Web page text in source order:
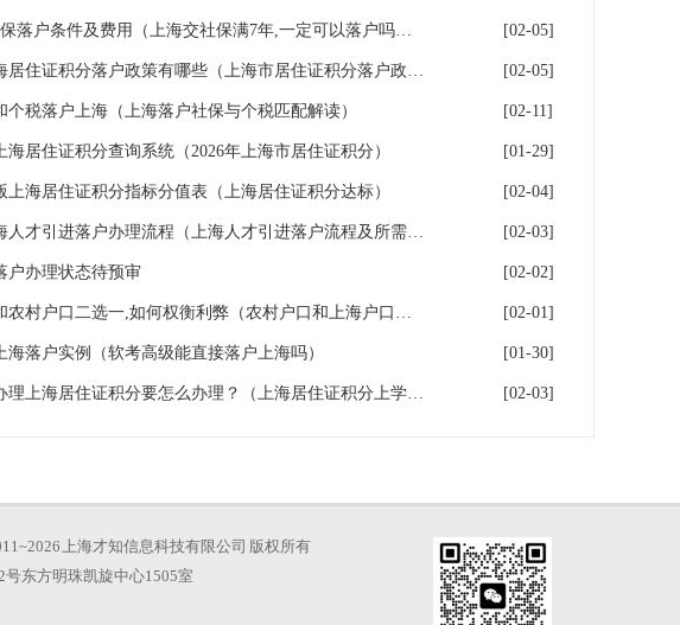
上海7年社保落户条件及费用（上海交社保满7年,一定可以落户吗？） [02-05]
2026年上海居住证积分落户政策有哪些（上海市居住证积分落户政策2026年） [02-05]
个税落户上海（上海落户社保与个税匹配解读） [02-11]
海居住证积分查询系统（2026年上海市居住证积分） [01-29]
上海居住证积分指标分值表（上海居住证积分达标） [02-04]
2026年上海人才引进落户办理流程（上海人才引进落户流程及所需时间） [02-03]
户办理状态待预审 [02-02]
上海户口和农村户口二选一,如何权衡利弊（农村户口和上海户口哪个值钱） [02-01]
海落户实例（软考高级能直接落户上海吗） [01-30]
高中学历办理上海居住证积分要怎么办理？（上海居住证积分上学,参加高考） [02-03]
上海才知信息科技有限公司 版权所有
东方明珠凯旋中心1505室